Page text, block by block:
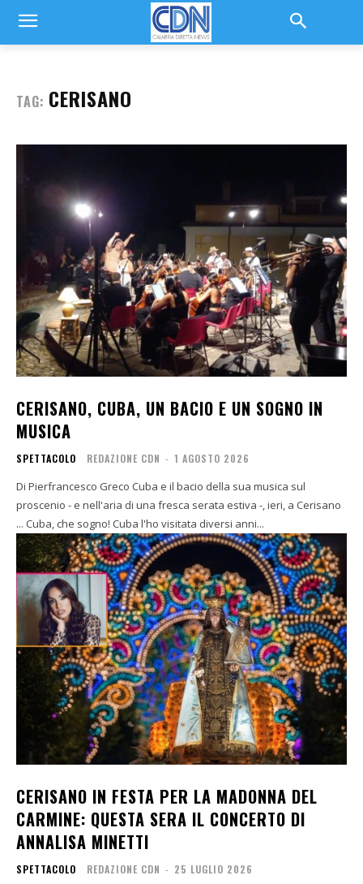
TAG: CERISANO
CERISANO, CUBA, UN BACIO E UN SOGNO IN
MUSICA
SPETTACOLO REDAZIONE CDN - 1 AGOSTO 2026
Di Pierfrancesco Greco Cuba e il bacio della sua musica sul
proscenio - e nell'aria di una fresca serata estiva -, ieri, a Cerisano
... Cuba, che sogno! Cuba l'ho visitata diversi anni...
CERISANO IN FESTA PER LA MADONNA DEL
CARMINE: QUESTA SERA IL CONCERTO DI
ANNALISA MINETTI
SPETTACOLO REDAZIONE CDN - 25 LUGLIO 2026